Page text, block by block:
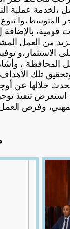
،لخدمة عملية
بالإضافة
من العمل
الاستثمار،و
المحافظة ،
تلك
تحدث خلالها عن
استعرض تنفيذ
وفرص